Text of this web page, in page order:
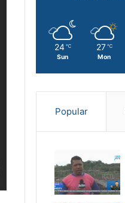
24 ℃
Sun
27 ℃
Mon
Popular